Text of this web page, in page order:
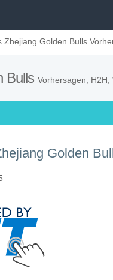
Golden Bulls
Bulls Vorhersagen, H2H,
Golden